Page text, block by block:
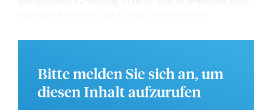
Insgesamt sollen von dem Projekt ca. 100.000 direkt
Begünstigte in vier ausgewählten Woredas der Somali-
Bitte melden Sie sich an, um
diesen Inhalt aufzurufen